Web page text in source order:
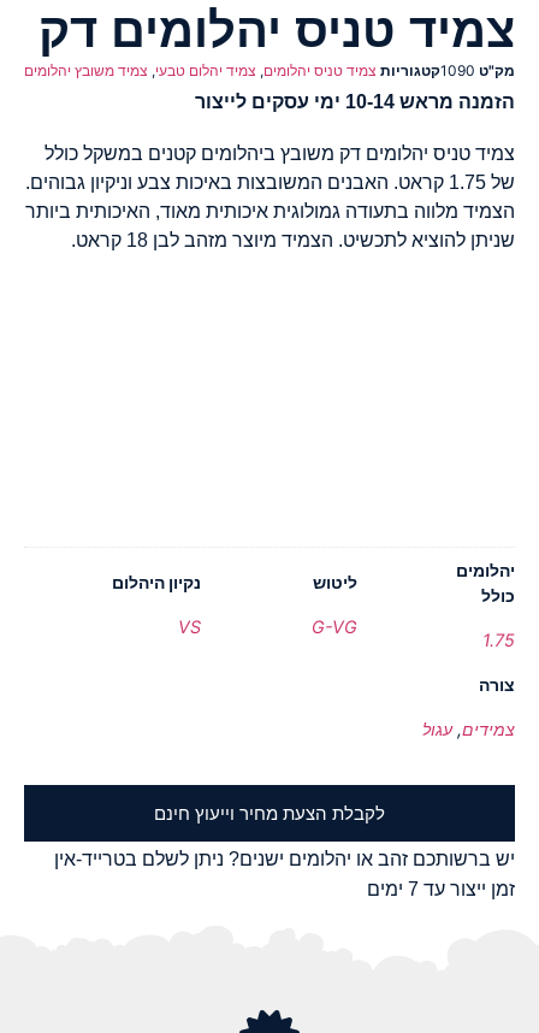
צמיד טניס יהלומים דק
מק"ט 1090קטגוריות צמיד טניס יהלומים, צמיד יהלום טבעי, צמיד משובץ יהלומים
הזמנה מראש 10-14 ימי עסקים לייצור
צמיד טניס יהלומים דק משובץ ביהלומים קטנים במשקל כולל
של 1.75 קראט. האבנים המשובצות באיכות צבע וניקיון גבוהים.
הצמיד מלווה בתעודה גמולוגית איכותית מאוד, האיכותית ביותר
שניתן להוציא לתכשיט. הצמיד מיוצר מזהב לבן 18 קראט.
יהלומים
כולל
1.75
ליטוש
G-VG
נקיון היהלום
VS
צורה
צמידים,עגול
לקבלת הצעת מחיר וייעוץ חינם
יש ברשותכם זהב או יהלומים ישנים? ניתן לשלם בטרייד-אין
זמן ייצור עד 7 ימים